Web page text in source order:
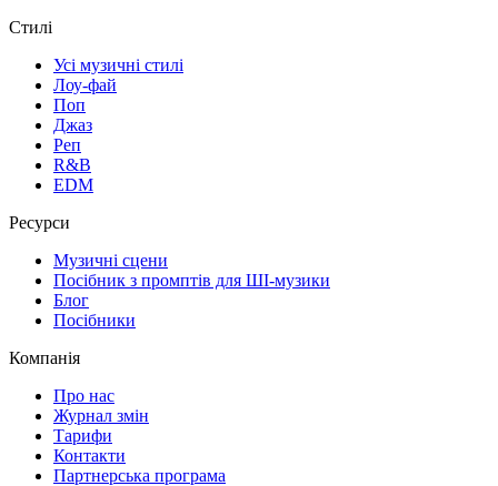
Стилі
Усі музичні стилі
Лоу-фай
Поп
Джаз
Реп
R&B
EDM
Ресурси
Музичні сцени
Посібник з промптів для ШІ-музики
Блог
Посібники
Компанія
Про нас
Журнал змін
Тарифи
Контакти
Партнерська програма